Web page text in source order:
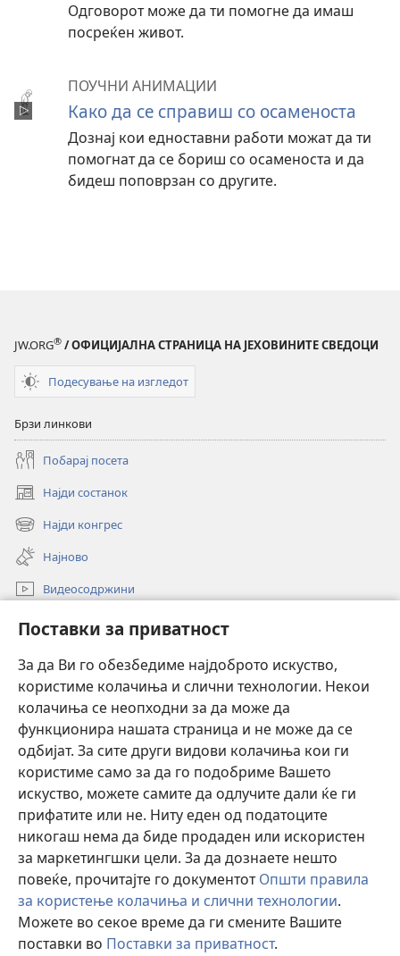
Поставки за приватност
За да Ви го обезбедиме најдоброто искуство,
користиме колачиња и слични технологии. Некои
колачиња се неопходни за да може да
функционира нашата страница и не може да се
одбијат. За сите други видови колачиња кои ги
користиме само за да го подобриме Вашето
искуство, можете самите да одлучите дали ќе ги
прифатите или не. Ниту еден од податоците
никогаш нема да биде продаден или искористен
за маркетингшки цели. За да дознаете нешто
повеќе, прочитајте го документотОпшти правила
за користење колачиња и слични технологии.
Можете во секое време да ги смените Вашите
поставки во Поставки за приватност.
Одговорот може да ти помогне да имаш
посреќен живот.
ПОУЧНИ АНИМАЦИИ
Како да се справиш со осаменоста
Дознај кои едноставни работи можат да ти
помогнат да се бориш со осаменоста и да
бидеш поповрзан со другите.
JW.ORG® / ОФИЦИЈАЛНА СТРАНИЦА НА ЈЕХОВИНИТЕ СВЕДОЦИ
Подесување на изгледот
Брзи линкови
Побарај посета
Најди состанок
(opens
new
window)
Најди конгрес
(opens
new
window)
Најново
Видеосодржини
(opens
new
window)ОНЛАЈН БИБЛИОТЕКА Watchtower™
(opens
new
window)JW Hub
(opens
new
window)Watchtower Library
Copyright© 2026 Watch Tower Bible and Tract Society of Pennsylvania.
УСЛОВИ ЗА КОРИСТЕЊЕ | ПРИВАТНОСТ|